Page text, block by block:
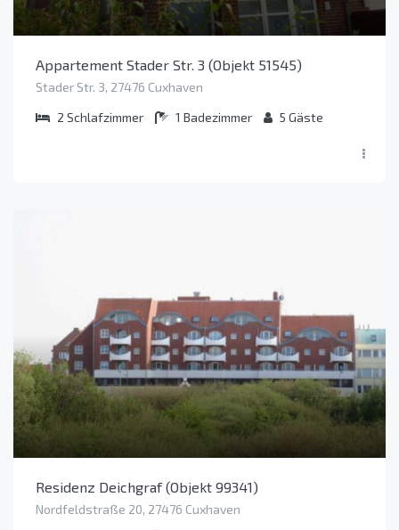
Appartement Stader Str. 3 (Objekt 51545)
Stader Str. 3, 27476 Cuxhaven
2 Schlafzimmer 1 Badezimmer 5 Gäste
Residenz Deichgraf (Objekt 99341)
Nordfeldstraße 20, 27476 Cuxhaven